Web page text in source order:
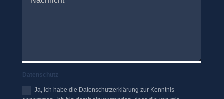
Datenschutz
Ja, ich habe die Datenschutzerklärung zur Kenntnis